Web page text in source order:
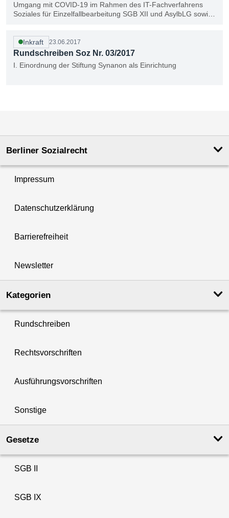
Umgang mit COVID-19 im Rahmen des IT-Fachverfahrens
Soziales für Einzelfallbearbeitung SGB XII und AsylbLG sowie
Rundschreiben Soz Nr. 03/2017
23.06.2017
Inkraft
I. Einordnung der Stiftung Synanon als Einrichtung
Berliner Sozialrecht
Impressum
Datenschutzerklärung
Barrierefreiheit
Newsletter
Kategorien
Rundschreiben
Rechtsvorschriften
Ausführungsvorschriften
Sonstige
Gesetze
SGB II
SGB IX